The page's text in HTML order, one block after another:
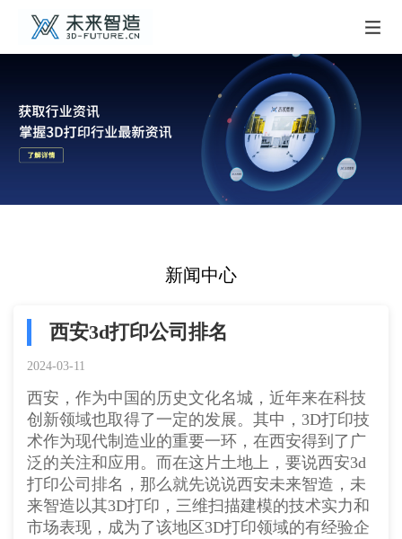
新闻中心
西安3d打印公司排名​
2024-03-11
西安，作为中国的历史文化名城，近年来在科技
创新领域也取得了一定的发展。其中，3D打印技
术作为现代制造业的重要一环，在西安得到了广
泛的关注和应用。而在这片土地上，要说西安3d
打印公司排名​，那么就先说说西安未来智造，未
来智造以其3D打印，三维扫描建模的技术实力和
市场表现，成为了该地区3D打印领域的有经验企